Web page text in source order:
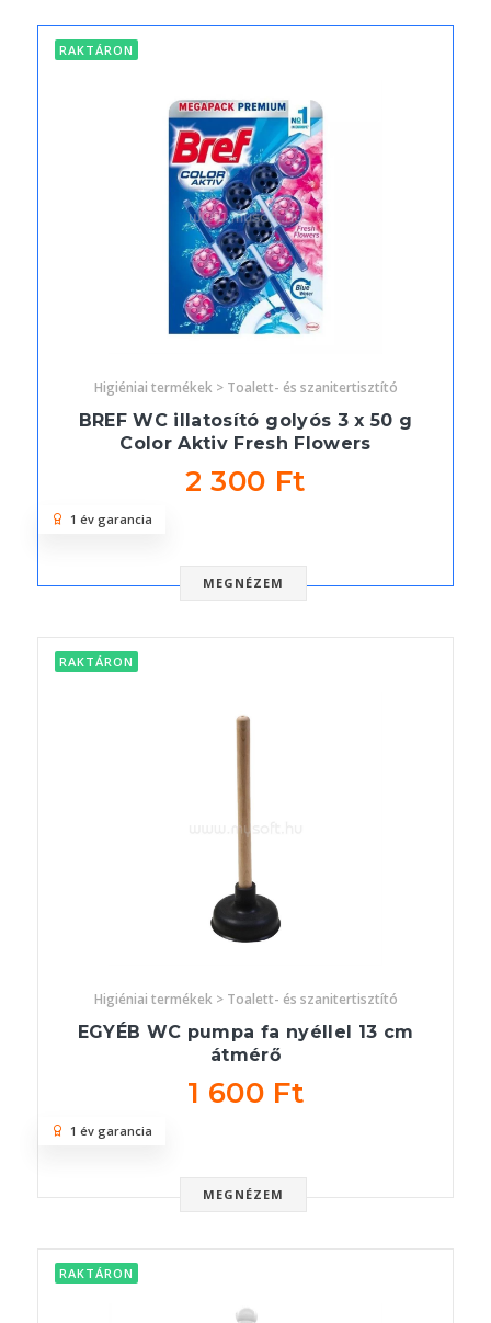
RAKTÁRON
Higiéniai termékek > Toalett- és szanitertisztító
BREF WC illatosító golyós 3 x 50 g
Color Aktiv Fresh Flowers
2 300 Ft
MEGNÉZEM
1 év garancia
RAKTÁRON
Higiéniai termékek > Toalett- és szanitertisztító
EGYÉB WC pumpa fa nyéllel 13 cm
átmérő
1 600 Ft
MEGNÉZEM
1 év garancia
RAKTÁRON